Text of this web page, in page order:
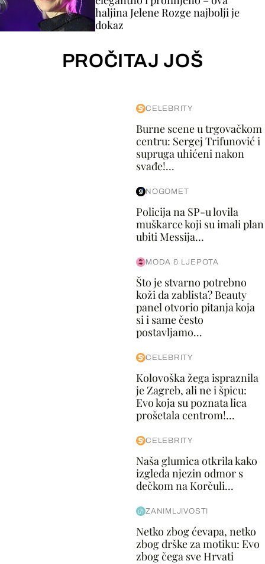
haljina Jelene Rozge najbolji je
dokaz
PROČITAJ JOŠ
CELEBRITY
Burne scene u trgovačkom
centru: Sergej Trifunović i
supruga uhićeni nakon
svađe!...
NOGOMET
Policija na SP-u lovila
muškarce koji su imali plan
ubiti Messija...
MODA & LJEPOTA
Što je stvarno potrebno
koži da zablista? Beauty
panel otvorio pitanja koja
si i same često
postavljamo...
CELEBRITY
Kolovoška žega ispraznila
je Zagreb, ali ne i špicu:
Evo koja su poznata lica
prošetala centrom!...
CELEBRITY
Naša glumica otkrila kako
izgleda njezin odmor s
dečkom na Korčuli...
ZANIMLJIVOSTI
Netko zbog ćevapa, netko
zbog drške za motiku: Evo
zbog čega sve Hrvati